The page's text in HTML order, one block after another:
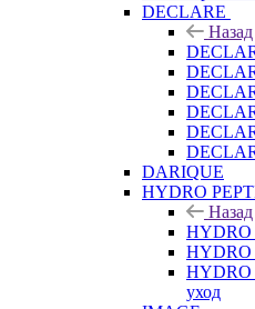
DECLARE
Назад
DARIQUE
HYDRO
Назад
HYDRO
HYDRO
HYDRO
уход